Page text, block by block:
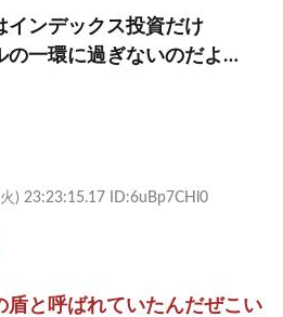
インデックス投資だけ
の一環に過ぎないのだよ…
) 23:23:15.17 ID:6uBp7CHl0
盾と呼ばれていたんだぜこい